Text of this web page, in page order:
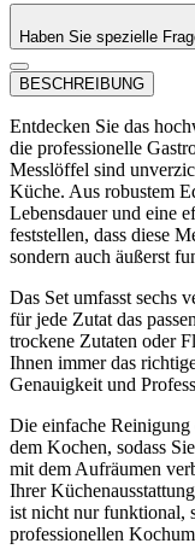
Haben Sie spezielle
BESCHREIBUNG
Entdecken Sie das
die professionelle
Messlöffel sind
Küche. Aus robustem
Lebensdauer und eine
feststellen, dass diese
sondern auch äußerst
Das Set umfasst sechs
für jede Zutat das
trockene Zutaten oder
Ihnen immer das
Genauigkeit und
Die einfache Reinigung
dem Kochen, sodass
mit dem Aufräumen
Ihrer
ist nicht nur funktional,
professionellen